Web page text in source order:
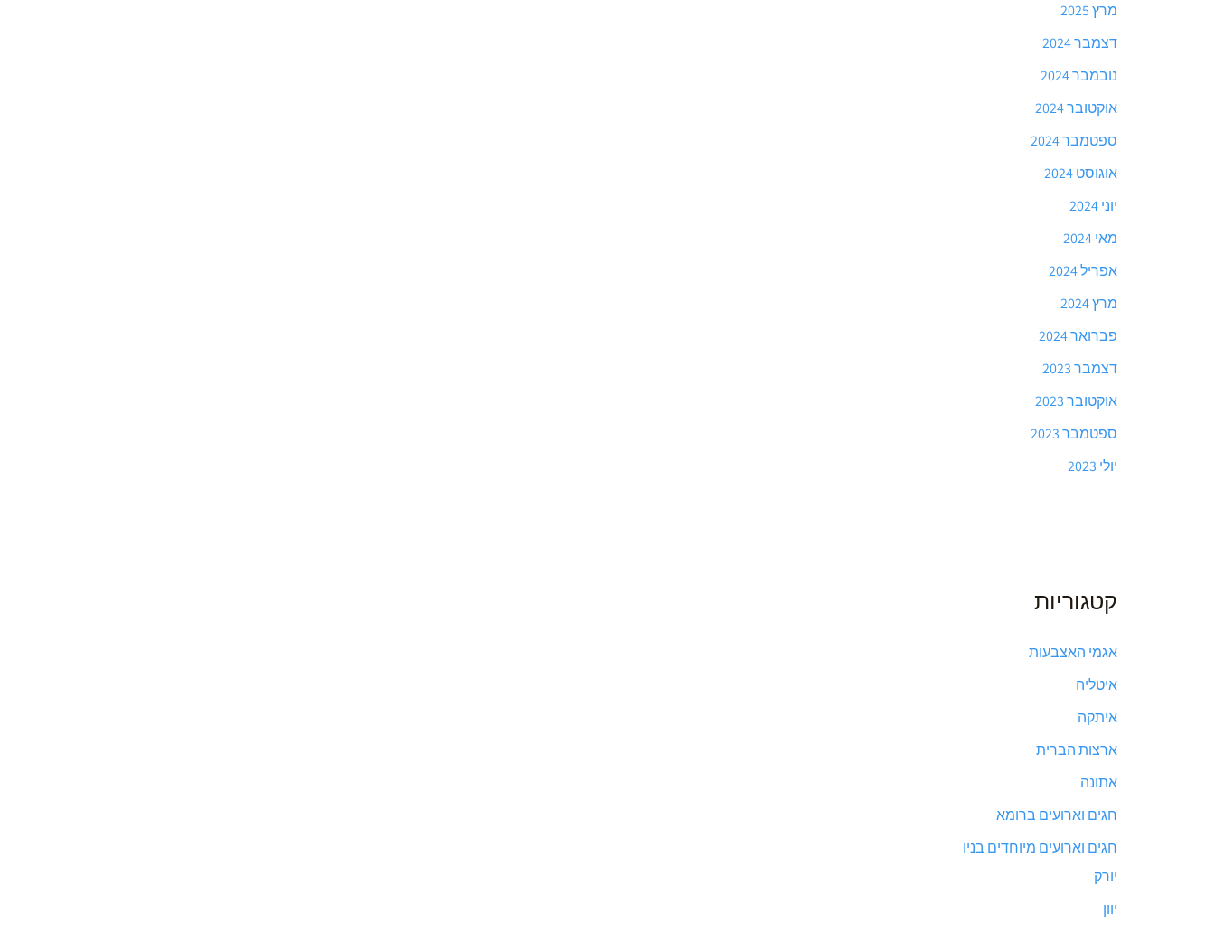
מרץ 2025
דצמבר 2024
נובמבר 2024
אוקטובר 2024
ספטמבר 2024
אוגוסט 2024
יוני 2024
מאי 2024
אפריל 2024
מרץ 2024
פברואר 2024
דצמבר 2023
אוקטובר 2023
ספטמבר 2023
יולי 2023
קטגוריות
אגמי האצבעות
איטליה
איתקה
ארצות הברית
אתונה
חגים וארועים ברומא
חגים וארועים מיוחדים בניו
יורק
יוון